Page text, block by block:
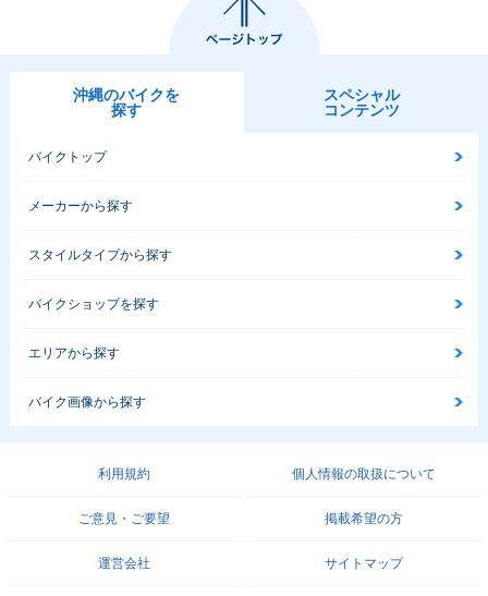
沖縄のバイクを
探す
スペシャル
コンテンツ
バイクトップ
メーカーから探す
スタイルタイプから探す
バイクショップを探す
エリアから探す
バイク画像から探す
利用規約 個人情報の取扱について
ご意見・ご要望 掲載希望の方
運営会社 サイトマップ